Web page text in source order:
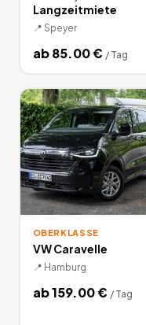
Langzeitmiete
📍 Speyer
ab85.00€ / Tag
OBERKLASSE
VW Caravelle
📍 Hamburg
ab159.00€ / Tag